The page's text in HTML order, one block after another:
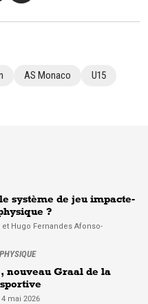
AS Monaco
U15
système de jeu impacte-
?
et Hugo Fernandes Afonso-
nouveau Graal de la
4 mai 2026